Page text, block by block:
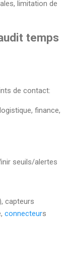
limitation de
temps
de contact:
finance,
seuils/alertes
capteurs
connecteurs